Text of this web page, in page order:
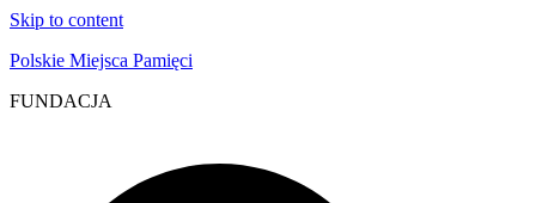
Skip to content
Polskie Miejsca Pamięci
FUNDACJA